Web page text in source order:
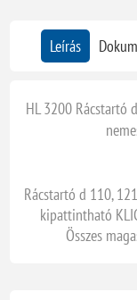
Leírás
HL 3200 Rácstartó
Rácstartó d 110,
kipattintható
Összes